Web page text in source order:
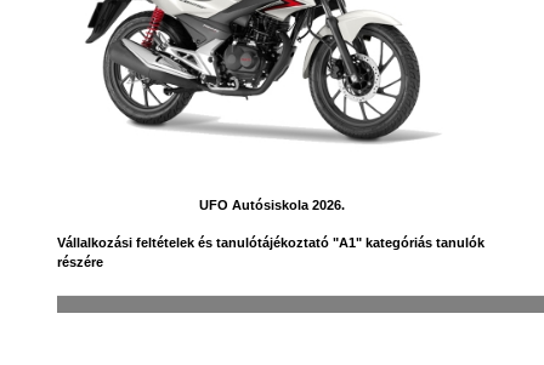
UFO Autósiskola 2026.
Vállalkozásifeltételek és tanulótájékoztató "A1" kategóriás tanulók
részére